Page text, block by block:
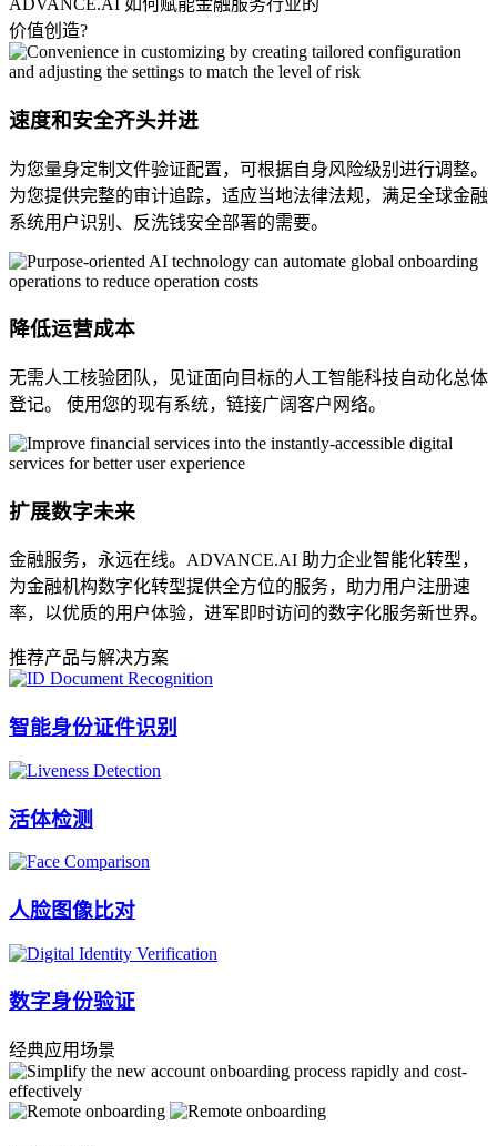
ADVANCE.AI 如何赋能金融服务行业的
价值创造?
速度和安全齐头并进
为您量身定制文件验证配置，可根据自身风险级别进行调整。
为您提供完整的审计追踪，适应当地法律法规，满足全球金融
系统用户识别、反洗钱安全部署的需要。
降低运营成本
无需人工核验团队，见证面向目标的人工智能科技自动化总体
登记。 使用您的现有系统，链接广阔客户网络。
扩展数字未来
金融服务，永远在线。ADVANCE.AI 助力企业智能化转型，
为金融机构数字化转型提供全方位的服务，助力用户注册速
率，以优质的用户体验，进军即时访问的数字化服务新世界。
推荐产品与解决方案
智能身份证件识别
活体检测
人脸图像比对
数字身份验证
经典应用场景